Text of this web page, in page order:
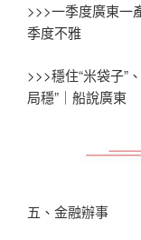
>>>一季度廣東一
季度不雅
>>>穩住“米袋子”
局穩”｜船說廣東
五、金融辦事